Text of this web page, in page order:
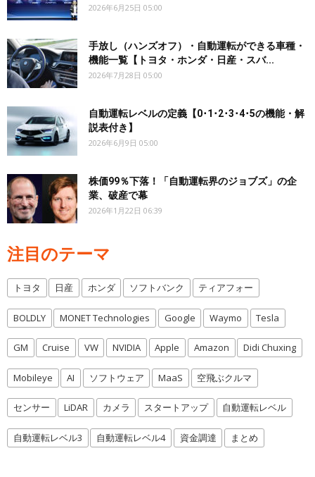
2026年6月25日 05:00
手放し（ハンズオフ）・自動運転ができる車種・
機能一覧【トヨタ・ホンダ・日産・スバ...
2026年7月28日 05:00
自動運転レベルの定義【0･1･2･3･4･5の機能・解
説表付き】
2026年6月9日 05:00
株価99％下落！「自動運転界のジョブズ」の企
業、破産で幕
2026年1月22日 06:39
注目のテーマ
トヨタ 日産 ホンダ ソフトバンク ティアフォー
BOLDLY MONET Technologies Google Waymo Tesla
GM Cruise VW NVIDIA Apple Amazon Didi Chuxing
Mobileye AI ソフトウェア MaaS 空飛ぶクルマ
センサー LiDAR カメラ スタートアップ 自動運転レベル
自動運転レベル3 自動運転レベル4 資金調達 まとめ